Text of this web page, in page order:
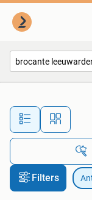
Filters